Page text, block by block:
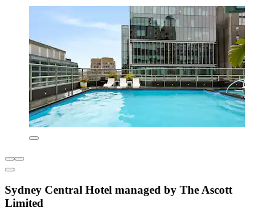
Sydney Central Hotel managed by The Ascott
Limited